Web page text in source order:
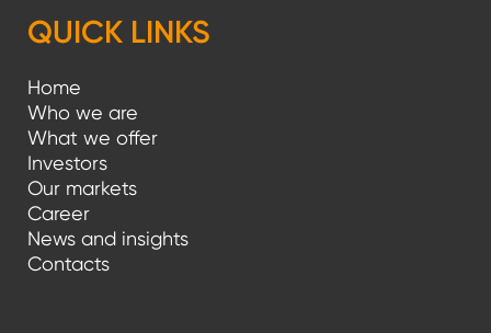
QUICK LINKS
Home
Who we are
What we offer
Investors
Our markets
Career
News and insights
Contacts